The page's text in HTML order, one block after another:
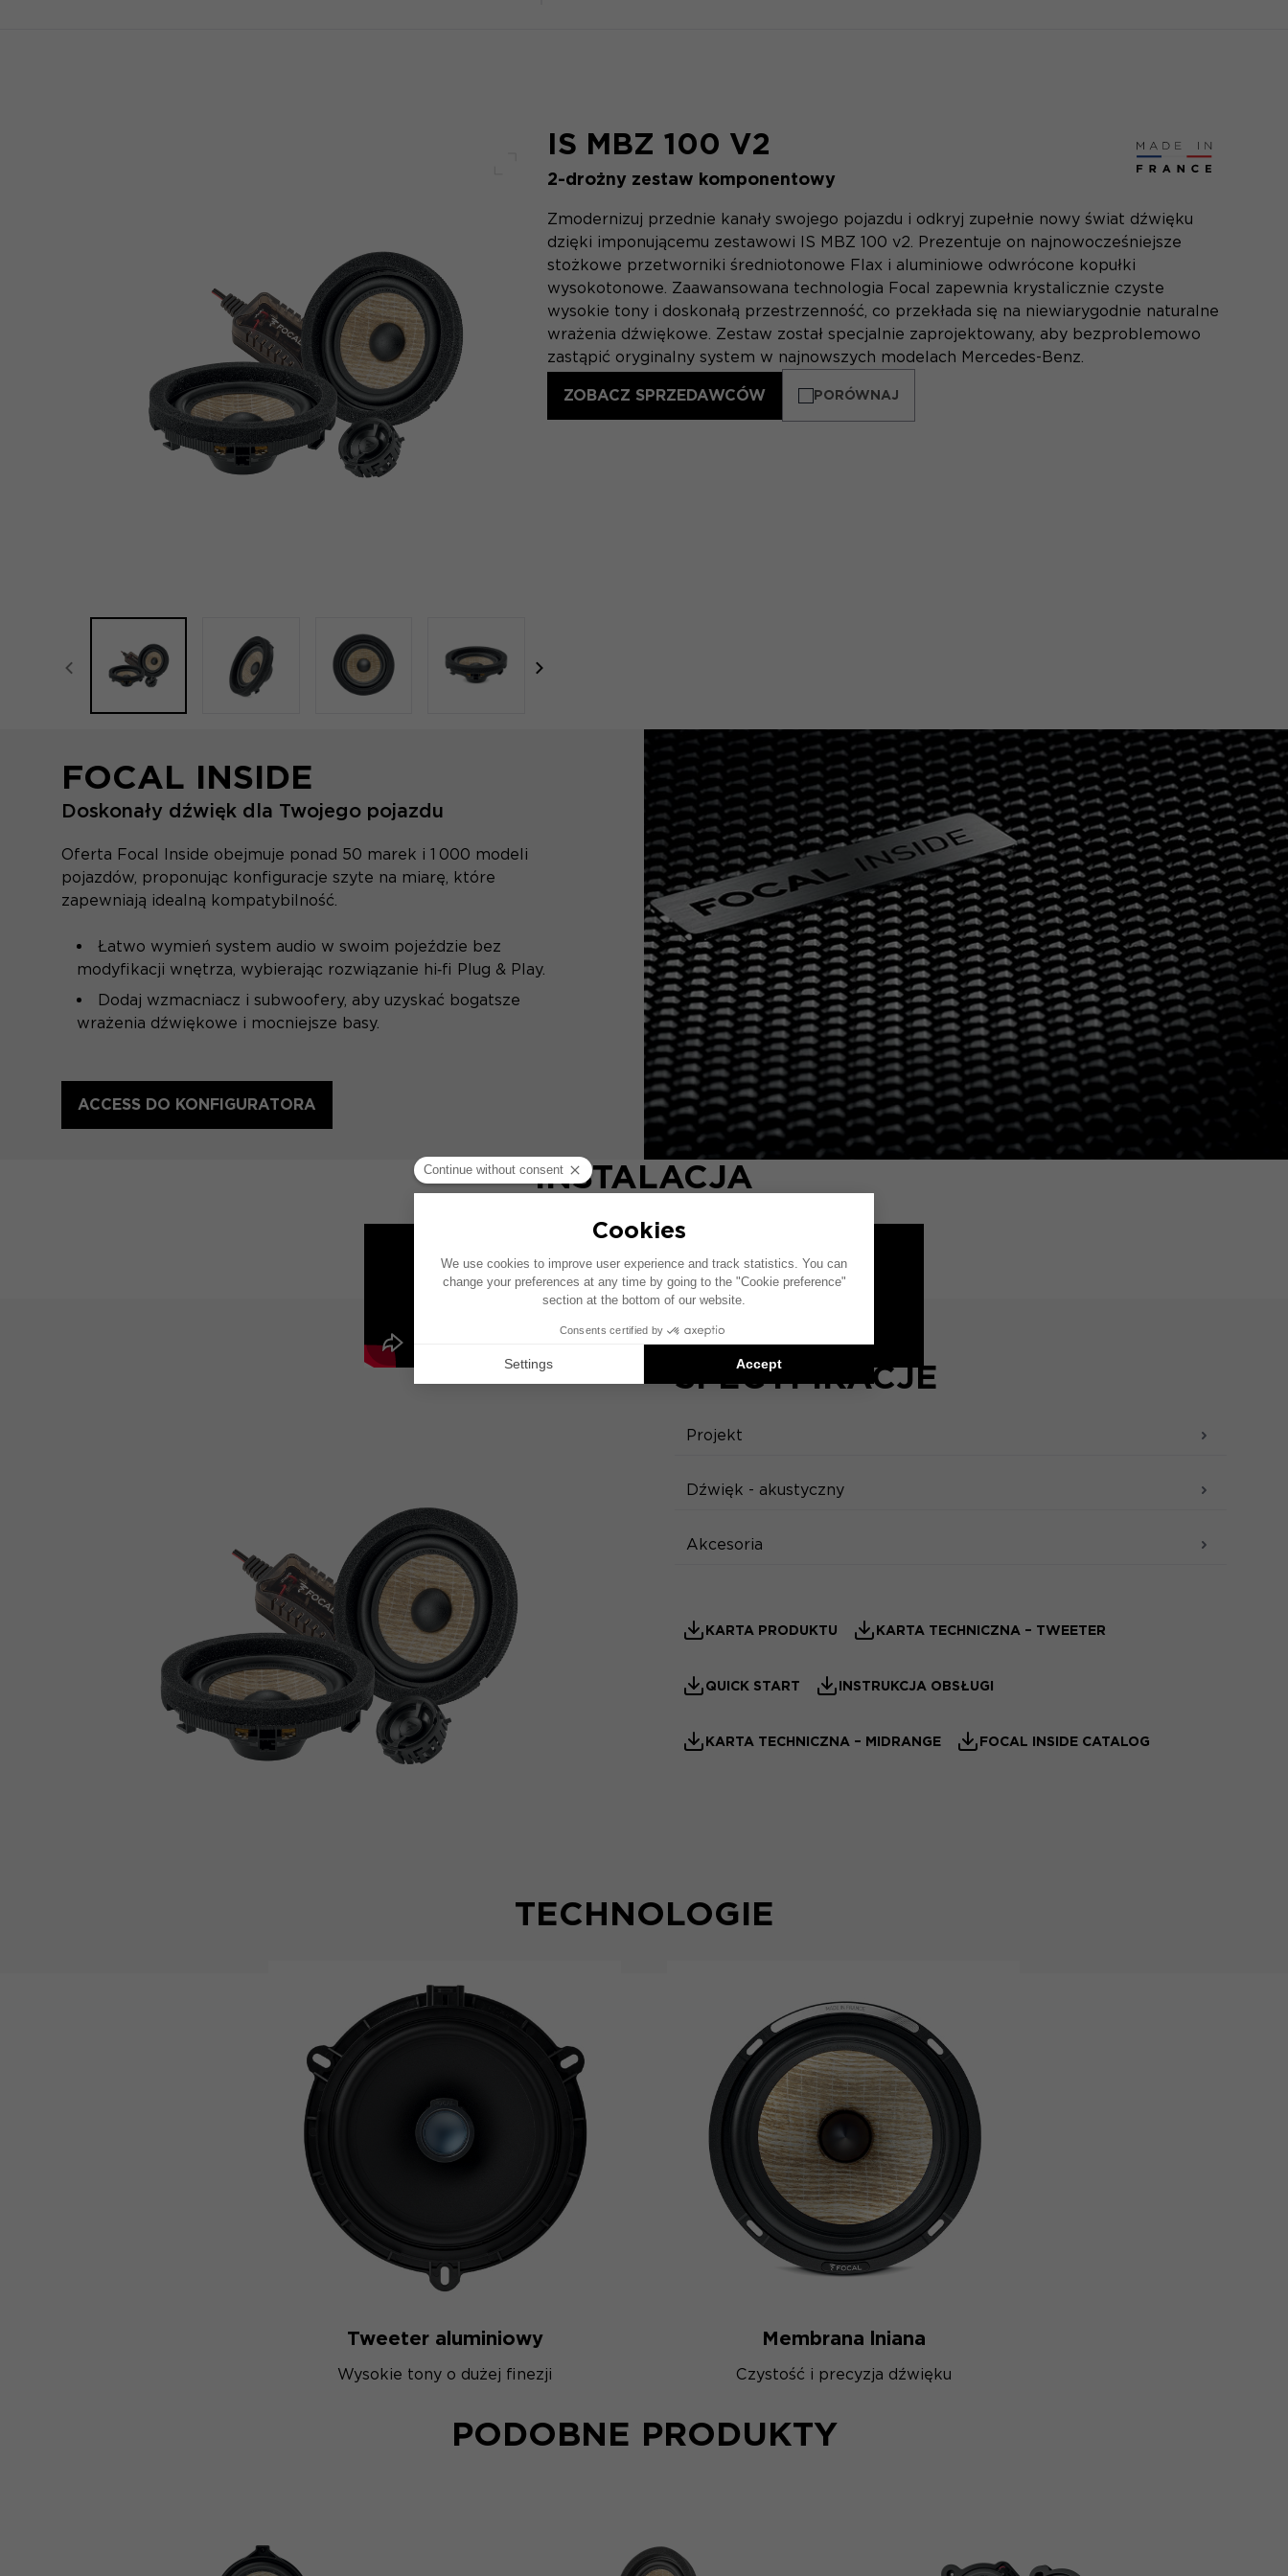
focal-naim-frontent::misc.prev_label focal-naim-frontent::misc.next_label
Pełny ekran
IS MBZ 100 V2
2-drożny zestaw komponentowy
Zmodernizuj przednie kanały swojego pojazdu i odkryj zupełnie nowy świat dźwięku
dzięki imponującemu zestawowi IS MBZ 100 v2. Prezentuje on najnowocześniejsze
stożkowe przetworniki średniotonowe Flax i aluminiowe odwrócone kopułki
wysokotonowe. Zaawansowana technologia Focal zapewnia krystalicznie czyste
wysokie tony i doskonałą przestrzenność, co przekłada się na niewiarygodnie naturalne
wrażenia dźwiękowe. Zestaw został specjalnie zaprojektowany, aby bezproblemowo
zastąpić oryginalny system w najnowszych modelach Mercedes-Benz.
ZOBACZ SPRZEDAWCÓW PORÓWNAJ
FOCAL INSIDE
Doskonały dźwięk dla Twojego pojazdu
Oferta Focal Inside obejmuje ponad 50 marek i 1 000 modeli
pojazdów, proponując konfiguracje szyte na miarę, które
zapewniają idealną kompatybilność.
Łatwo wymień system audio w swoim pojeździe bez
modyfikacji wnętrza, wybierając rozwiązanie hi‑fi Plug & Play.
Dodaj wzmacniacz i subwoofery, aby uzyskać bogatsze
wrażenia dźwiękowe i mocniejsze basy.
ACCESS DO KONFIGURATORA
INSTALACJA
SPECYFIKACJE
Projekt
Dźwięk - akustyczny
Akcesoria
KARTA PRODUKTU KARTA TECHNICZNA – TWEETER
QUICK START INSTRUKCJA OBSŁUGI
KARTA TECHNICZNA – MIDRANGE FOCAL INSIDE CATALOG
TECHNOLOGIE
Tweeter aluminiowy
Wysokie tony o dużej finezji
Membrana lniana
Czystość i precyzja dźwięku
PODOBNE PRODUKTY